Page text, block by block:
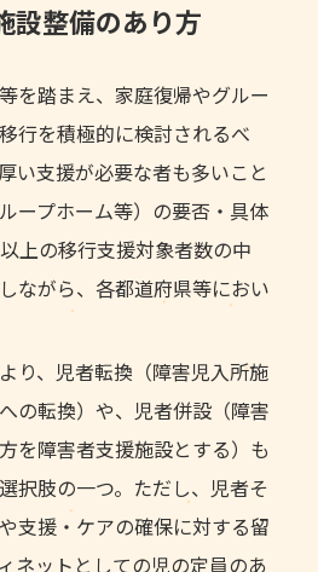
設整備のあり方
を踏まえ、家庭復帰やグルー
行を積極的に検討されるべ
い支援が必要な者も多いこと
ープホーム等）の要否・具体
上の移行支援対象者数の中
ながら、各都道府県等におい
り、児者転換（障害児入所施
の転換）や、児者併設（障害
を障害者支援施設とする）も
択肢の一つ。ただし、児者そ
支援・ケアの確保に対する留
ネットとしての児の定員のあ